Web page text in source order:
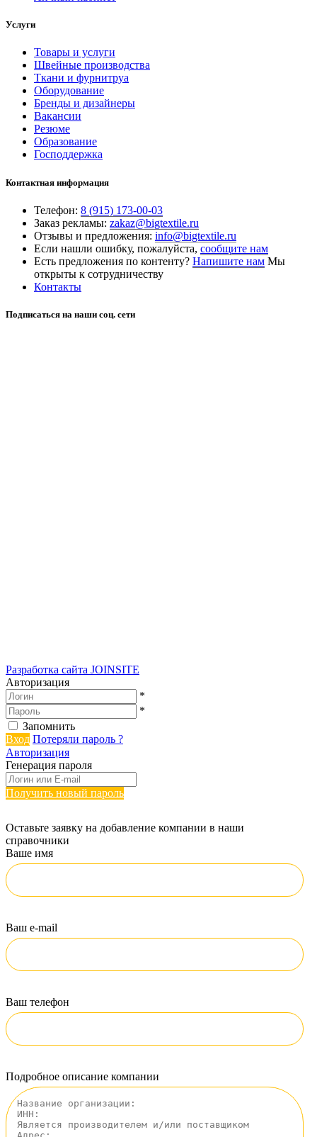
Услуги
Товары и услуги
Швейные производства
Ткани и фурнитруа
Оборудование
Бренды и дизайнеры
Вакансии
Резюме
Образование
Господдержка
Контактная информация
Телефон: 8 (915) 173-00-03
Заказ рекламы: zakaz@bigtextile.ru
Отзывы и предложения: info@bigtextile.ru
Если нашли ошибку, пожалуйста, сообщите нам
Есть предложения по контенту? Напишите нам Мы
открыты к сотрудничеству
Контакты
Подписаться на наши соц. сети
Разработка сайта JOINSITE
Авторизация
*
*
Запомнить
Вход Потеряли пароль ?
Авторизация
Генерация пароля
Получить новый пароль
Оставьте заявку на добавление компании в наши
справочники
Ваше имя
Ваш e-mail
Ваш телефон
Подробное описание компании